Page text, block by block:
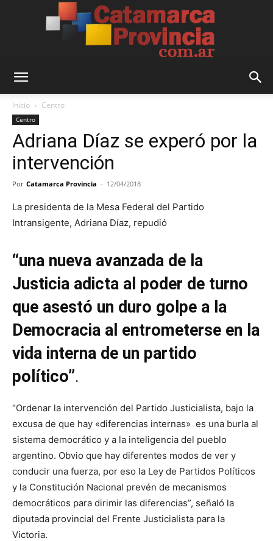
Provincia
Inicio Centro
Centro
Adriana Díaz se experó por la
intervención
Por Catamarca Provincia - 12/04/2018
La presidenta de la Mesa Federal del Partido
Intransigente, Adriana Díaz, repudió
“una nueva avanzada de la
Justicia adicta al poder de turno
que asestó un duro golpe a la
Democracia al entrometerse en la
vida interna de un partido
político”.
“Ordenar la intervención del Partido Justicialista, bajo la
excusa de que hay «diferencias internas» es una burla al
sistema democrático y a la inteligencia del pueblo
argentino. Obvio que hay diferentes modos de ver y
conducir una fuerza, por eso la Ley de Partidos Políticos
y la Constitución Nacional prevén de mecanismos
democráticos para dirimir las diferencias”, señaló la
diputada provincial del Frente Justicialista para la
Victoria.